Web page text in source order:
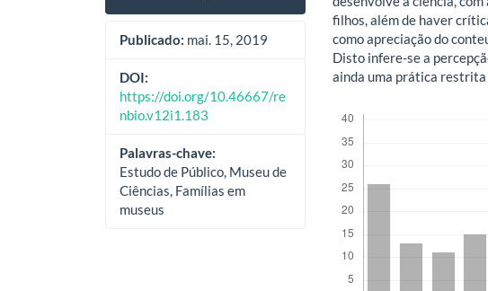
Publicado: mai. 15, 2019
DOI:
https://doi.org/10.46667/re
nbio.v12i1.183
Palavras-chave:
Estudo de Público, Museu de
Ciências, Famílias em
museus
filhos, além de haver
como apreciação do
Disto infere-se a
ainda uma prática restrita